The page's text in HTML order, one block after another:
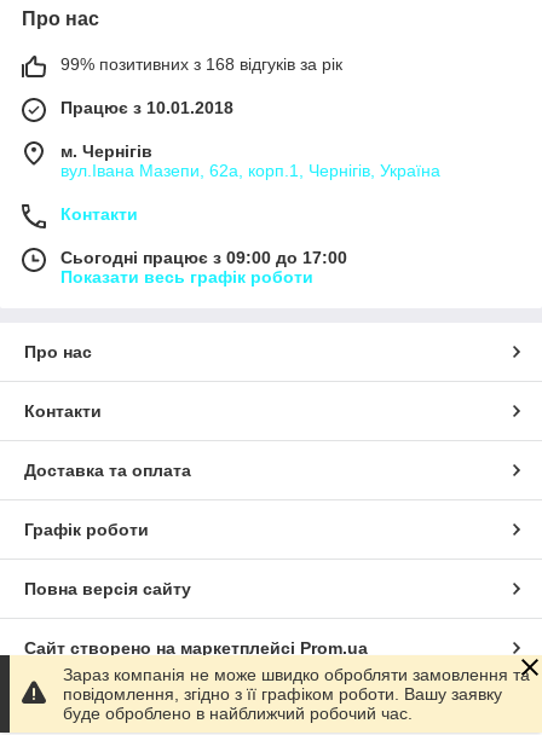
Про нас
99% позитивних з 168 відгуків за рік
Працює з 10.01.2018
м. Чернігів
вул.Івана Мазепи, 62а, корп.1, Чернігів, Україна
Контакти
Сьогодні працює з 09:00 до 17:00
Показати весь графік роботи
Про нас
Контакти
Доставка та оплата
Графік роботи
Повна версія сайту
Сайт створено на маркетплейсі Prom.ua
Політика конфіденційності
Зараз компанія не може швидко обробляти замовлення та
повідомлення, згідно з її графіком роботи. Вашу заявку
буде оброблено в найближчий робочий час.